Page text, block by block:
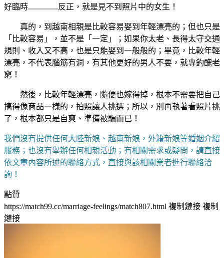
好臨時...............反正，就是見不到照片中的女生！
真的，到越南相親是比較容易娶到年輕漂亮的；但也只是
「比較容易」，並不是「一定」；如果你太老、長得太守交通
規則、收入又不高，也是只能娶到一般般的；畢竟，比較年輕
漂亮，不代表腦筋有洞，有其他更好的男人不要，就專釣醜老
窮！
然後，比較年輕漂亮，隨便也嫁得掉，根本不需要把自己
搞得像商品一樣的，拍照讓人挑選；所以，別再執著看照片挑
了，根本都只是自爽、準備被騙而已！
我們沒有提供任何大陸新娘 、 越南新娘 ， 外籍新娘等婚姻介紹
服務；也沒有舉辦任何相親活動；有相關需求或疑問，請直接
依文章內容所述的聯絡方式，直接與該相關業者進行聯絡洽
詢！
點贊
https://match99.cc/marriage-feelings/match807.html 複制鏈接 複制
鏈接